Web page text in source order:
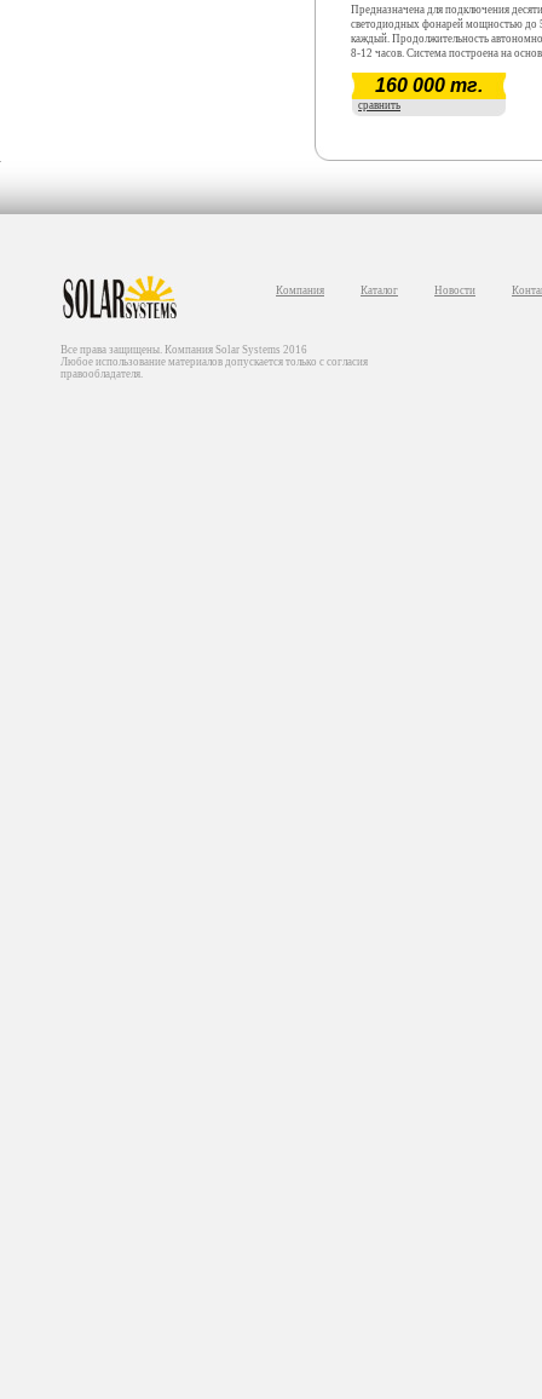
Предназначена для подключения десяти
светодиодных фонарей мощностью до
каждый. Продолжительность
8-12 часов. Система построена на
интеллектуального контроллера,
свинцово-кислотной аккумуляторной
Металлический шкаф и светодиодные
160 000 тг.
сравнить
Компания Каталог Новости
Все права защищены. Компания Solar Systems 2016
Любое использование материалов допускается только с согласия
правообладателя.